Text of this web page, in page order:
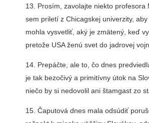
13. Prosím, zavolajte niekto profesora
sem priletí z Chicagskej univerzity,
mohla vysvetliť, aký je zmätený, keď
pretože USA ženú svet do jadrovej
14. Prepáčte, ale to, čo dnes
je tak bezočivý a primitívny útok na
niečo by si nedovolil ani štamgast zo
15. Čaputová dnes mala odsúdiť